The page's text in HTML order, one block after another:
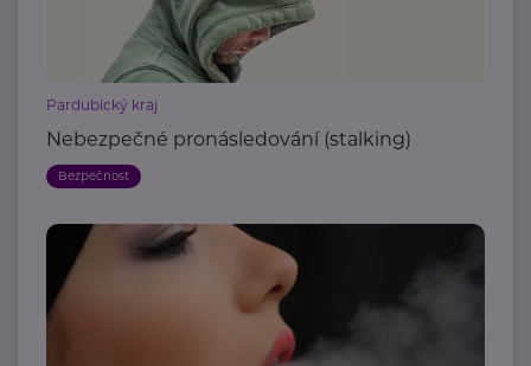
Pardubický kraj
Nebezpečné pronásledování (stalking)
Bezpečnost